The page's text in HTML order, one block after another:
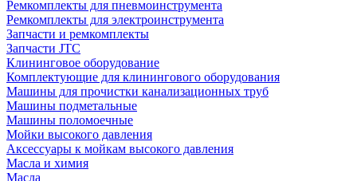
Ремкомплекты для пневмоинструмента
Ремкомплекты для электроинструмента
Запчасти и ремкомплекты
Запчасти JTC
Клининговое оборудование
Комплектующие для клинингового оборудования
Машины для прочистки канализационных труб
Машины подметальные
Машины поломоечные
Мойки высокого давления
Аксессуары к мойкам высокого давления
Масла и химия
Масла